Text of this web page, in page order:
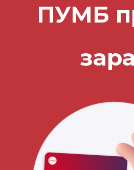
ПУМБ